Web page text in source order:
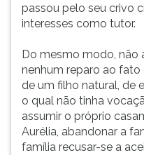
passou pelo seu crivo
interesses como tutor.
Do mesmo modo, não
nenhum reparo ao fato
de um filho natural, de
o qual não tinha
assumir o próprio
Aurélia, abandonar a
família recusar-se a